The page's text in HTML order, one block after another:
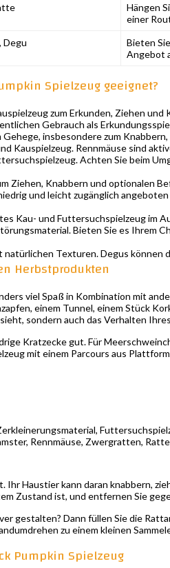
Hängen
einer
Degu
Bieten
Angebot
Spielzeug geeignet?
zum Erkunden, Ziehen und
Gebrauch als
insbesondere zum
Kauspielzeug. Rennmäuse sind
Achten Sie beim
Ziehen, Knabbern und optionalen
und leicht zugänglich
Kau- und Futtersuchspielzeug im
Bieten Sie es Ihrem
Texturen. Degus können
Herbstprodukten
viel Spaß in Kombination mit
einem Tunnel, einem Stück
sondern auch das Verhalten
Kratzecke gut. Für
mit einem Parcours aus
Rennmäuse, Zwergratten,
Ihr Haustier kann daran knabbern,
Zustand ist, und entfernen Sie
gestalten? Dann füllen Sie die
zu einem kleinen
Pumpkin Spielzeug